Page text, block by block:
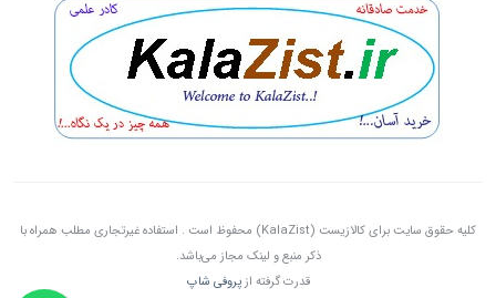
کلیه حقوق سایت برای کالازیست (KalaZist) محفوظ است . استفاده غیرتجاری مطلب همراه با
ذکر منبع و لینک مجاز می‌باشد.
قدرت گرفته ازپروفی شاپ